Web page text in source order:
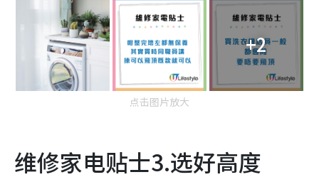
+2
点击图片放大
维修家电贴士3.选好高度